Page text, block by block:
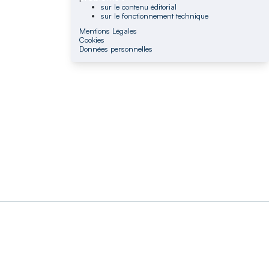
sur le contenu éditorial
sur le fonctionnement technique
Mentions Légales
Cookies
Données personnelles